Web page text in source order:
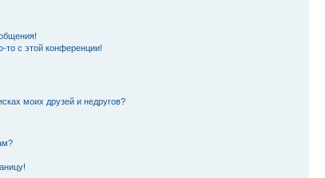
то с этой конференции!
моих друзей и недругов?